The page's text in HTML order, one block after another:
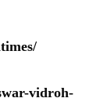
vidroh-